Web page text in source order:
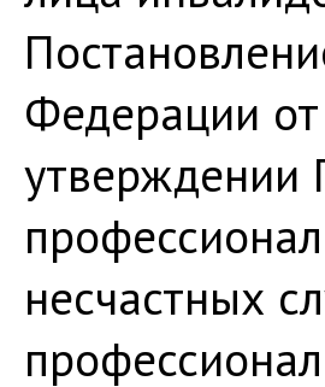
Федерации
утверждении
несчастных